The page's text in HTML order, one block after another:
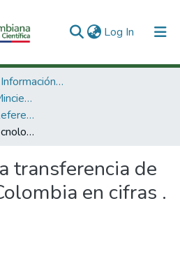
Log In (current)
3. Recursos de Información Científica y Tecnológica
3.2.2. Publicaciones Minciencias
Libros Minciencias - Referenciales
La transferencia de tecnologia a Colombia en cifras .
transferencia de
en cifras .